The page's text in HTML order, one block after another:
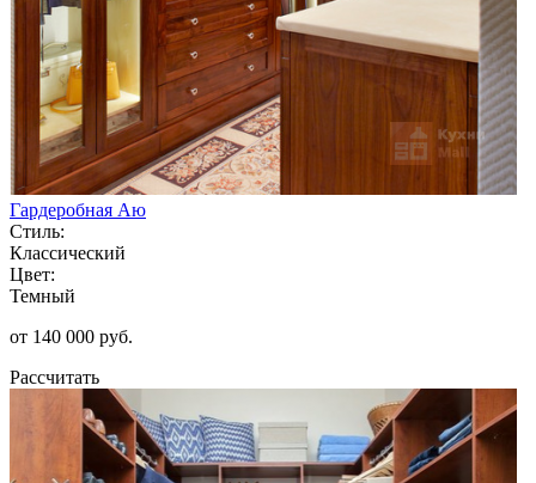
Гардеробная Аю
Стиль:
Классический
Цвет:
Темный
от 140 000 руб.
Рассчитать